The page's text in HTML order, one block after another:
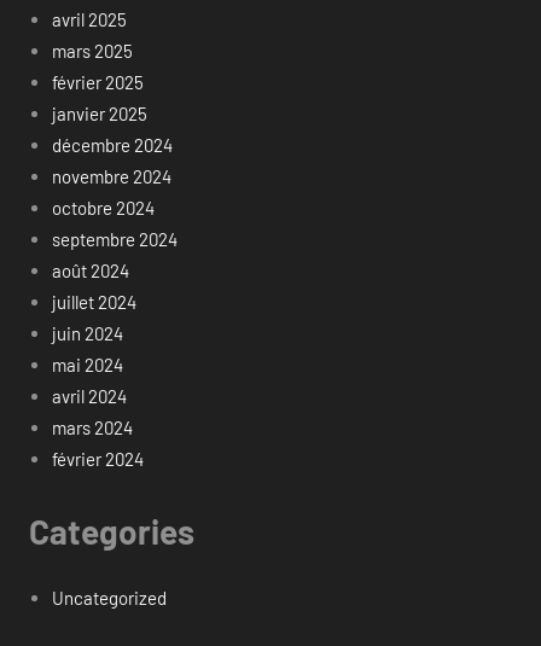
avril 2025
mars 2025
février 2025
janvier 2025
décembre 2024
novembre 2024
octobre 2024
septembre 2024
août 2024
juillet 2024
juin 2024
mai 2024
avril 2024
mars 2024
février 2024
Categories
Uncategorized